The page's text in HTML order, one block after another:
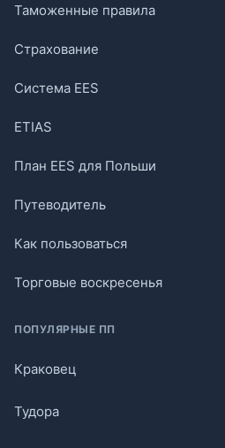
Таможенные правила
Страхование
Система EES
ETIAS
План EES для Польши
Путеводитель
Как пользоваться
Торговые воскресенья
ПОПУЛЯРНЫЕ ПП
Краковец
Тудора